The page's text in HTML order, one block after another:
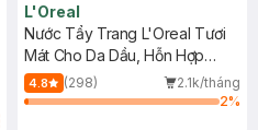
L'Oreal
Nước Tẩy Trang L'Oreal Tươi
Mát Cho Da Dầu, Hỗn Hợp
400ml
4.8 (298)
2.1k/tháng
2%